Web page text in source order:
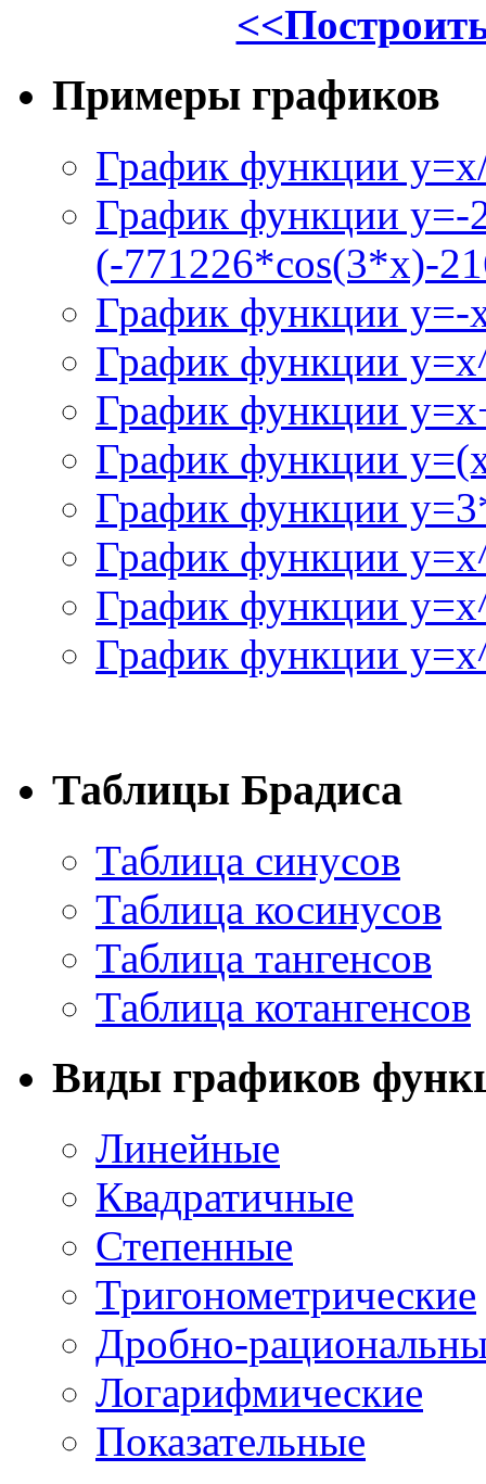
Примеры графиков
График функции
График функции y=-
(-771226*cos(3*x)-
График функции
График функции
График функции
График функции
График функции
График функции
График функции
График функции
Таблицы Брадиса
Таблица синусов
Таблица косинусов
Таблица тангенсов
Таблица котангенсов
Виды графиков
Линейные
Квадратичные
Степенные
Тригонометрические
Дробно-
Логарифмические
Показательные